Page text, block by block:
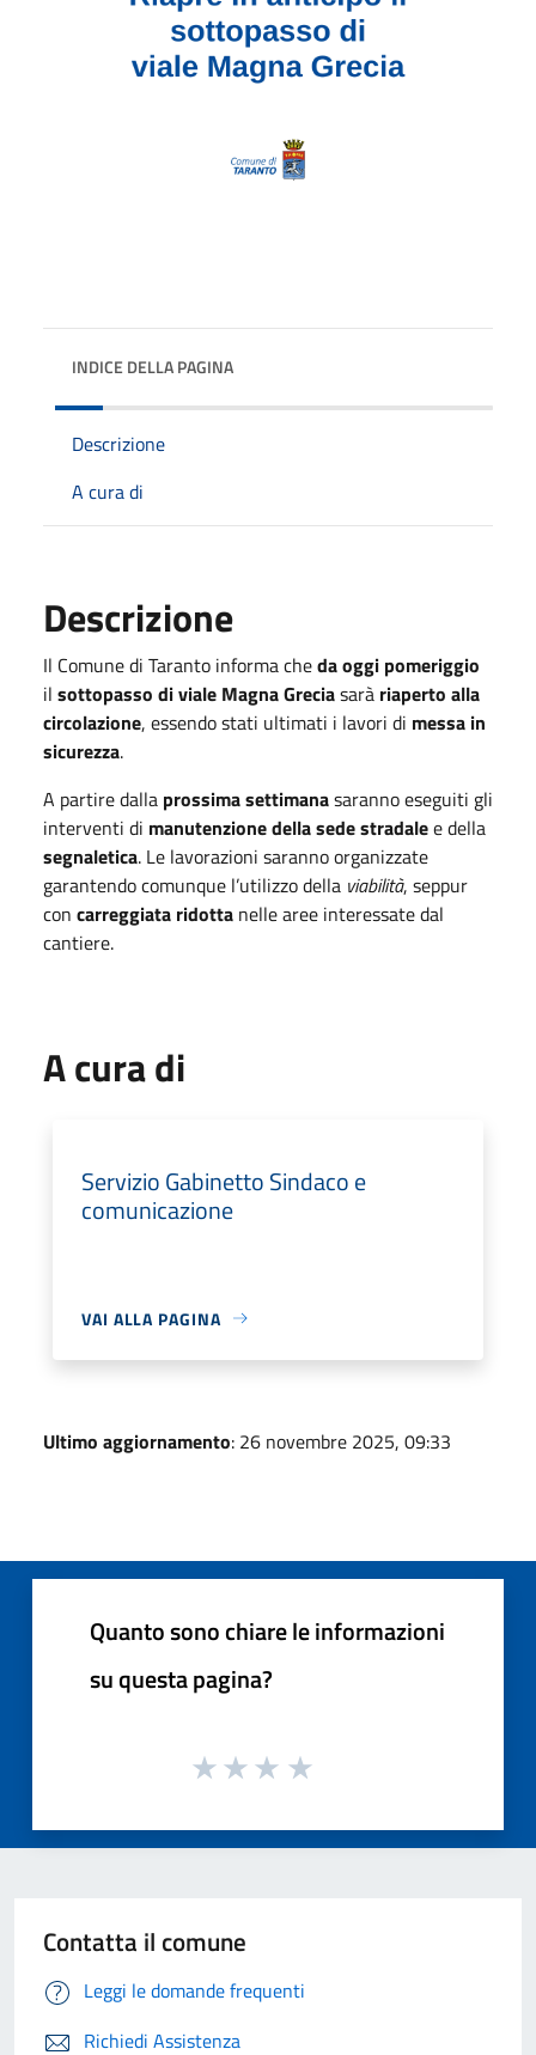
INDICE DELLA PAGINA
Descrizione
A cura di
Descrizione
Il Comune di Taranto informa cheda oggi pomeriggio
il sottopasso di viale Magna Greciasarà riaperto alla
circolazione, essendo stati ultimati i lavori di messa in
sicurezza.
A partire dalla prossima settimanasaranno eseguiti gli
interventi di manutenzione della sede stradalee della
segnaletica. Le lavorazioni saranno organizzate
garantendo comunque l’utilizzo della viabilità, seppur
con carreggiata ridotta nelle aree interessate dal
cantiere.
A cura di
Servizio Gabinetto Sindaco e
comunicazione
VAI ALLA PAGINA
Ultimo aggiornamento: 26 novembre 2025, 09:33
Quanto sono chiare le informazioni
su questa pagina?
Contatta il comune
Leggi le domande frequenti
Richiedi Assistenza